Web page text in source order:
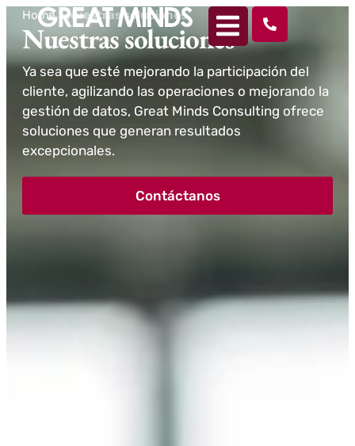
Home>Nuestras soluciones
Nuestras soluciones
Ya sea que esté mejorando la participación del
cliente, agilizando las operaciones o mejorando la
gestión de datos, Great Minds Consulting ofrece
soluciones que generan resultados
excepcionales.
Contáctanos